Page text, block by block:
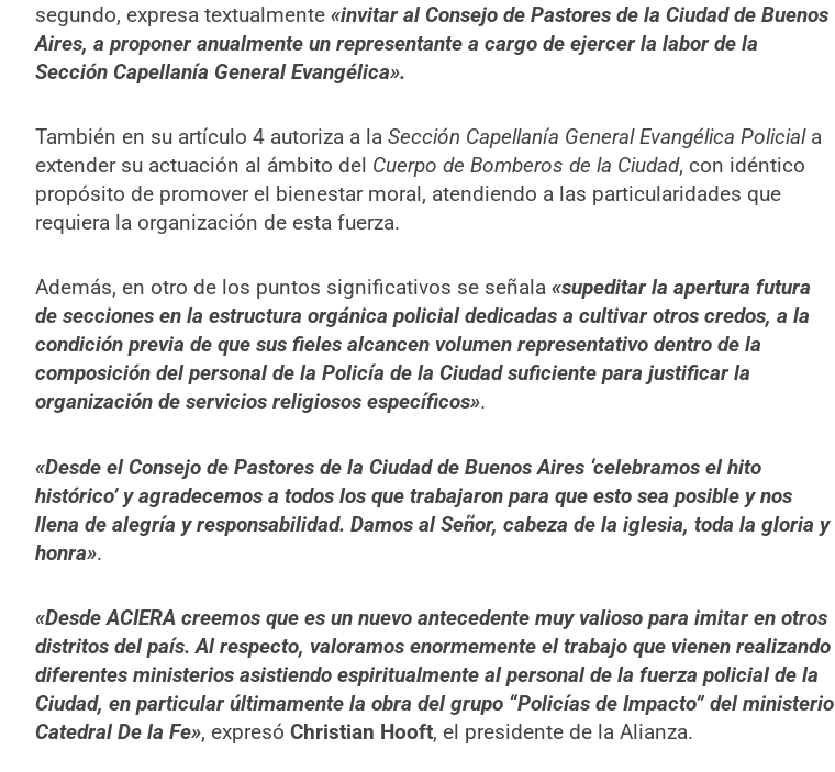
segundo, expresa textualmente «invitar al Consejo de Pastores de la Ciudad de Buenos
Aires, a proponer anualmente un representante a cargo de ejercer la labor de la
Sección Capellanía General Evangélica».
También en su artículo 4 autoriza a la Sección Capellanía General Evangélica Policiala
extender su actuación al ámbito del Cuerpo de Bomberos de la Ciudad, con idéntico
propósito de promover el bienestar moral, atendiendo a las particularidades que
requiera la organización de esta fuerza.
Además, en otro de los puntos significativos se señala «supeditar la apertura futura
de secciones en la estructura orgánica policial dedicadas a cultivar otros credos, a la
condición previa de que sus fieles alcancen volumen representativo dentro de la
composición del personal de la Policía de la Ciudad suficiente para justificar la
organización de servicios religiosos específicos».
«Desde el Consejo de Pastores de la Ciudad de Buenos Aires ‘celebramos el hito
histórico’ y agradecemos a todos los que trabajaron para que esto sea posible y nos
llena de alegría y responsabilidad. Damos al Señor, cabeza de la iglesia, toda la gloria y
honra».
«Desde ACIERA creemos que es un nuevo antecedente muy valioso para imitar en otros
distritos del país. Al respecto, valoramos enormemente el trabajo que vienen realizando
diferentes ministerios asistiendo espiritualmente al personal de la fuerza policial de la
Ciudad, en particular últimamente la obra del grupo “Policías de Impacto” del ministerio
Catedral De la Fe», expresó Christian Hooft, el presidente de la Alianza.